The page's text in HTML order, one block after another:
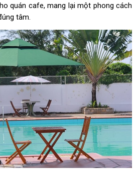
quán cafe, mang lại một phong cách
tâm.